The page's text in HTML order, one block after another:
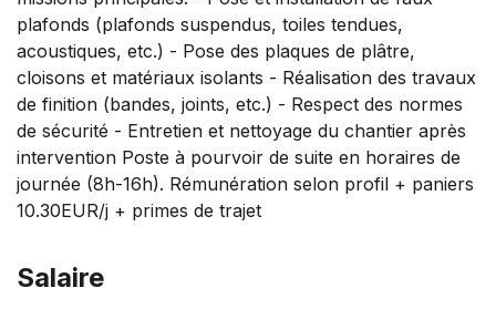
plafonds (plafonds suspendus, toiles tendues,
acoustiques, etc.) - Pose des plaques de plâtre,
cloisons et matériaux isolants - Réalisation des travaux
de finition (bandes, joints, etc.) - Respect des normes
de sécurité - Entretien et nettoyage du chantier après
intervention Poste à pourvoir de suite en horaires de
journée (8h-16h). Rémunération selon profil + paniers
10.30EUR/j + primes de trajet
Salaire